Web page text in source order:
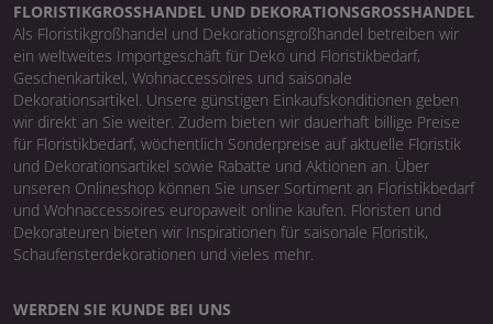
FLORISTIKGROSSHANDEL UND DEKORATIONSGROSSHANDEL
Als Floristikgroßhandel und Dekorationsgroßhandel betreiben wir
ein weltweites Importgeschäft für Deko und Floristikbedarf,
Geschenkartikel, Wohnaccessoires und saisonale
Dekorationsartikel. Unsere günstigen Einkaufskonditionen geben
wir direkt an Sie weiter. Zudem bieten wir dauerhaft billige Preise
für Floristikbedarf, wöchentlich Sonderpreise auf aktuelle Floristik
und Dekorationsartikel sowie Rabatte und Aktionen an. Über
unseren Onlineshop können Sie unser Sortiment an Floristikbedarf
und Wohnaccessoires europaweit online kaufen. Floristen und
Dekorateuren bieten wir Inspirationen für saisonale Floristik,
Schaufensterdekorationen und vieles mehr.
WERDEN SIE KUNDE BEI UNS